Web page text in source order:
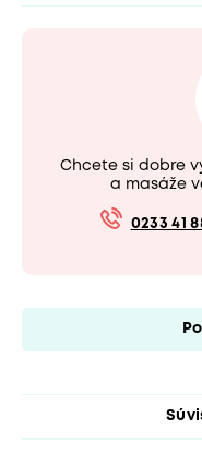
Chcete si dobre
a masáže
0233 41